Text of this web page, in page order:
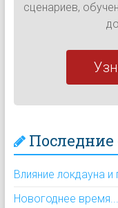
сценариев,
Последние
Влияние локдауна и
Новогоднее